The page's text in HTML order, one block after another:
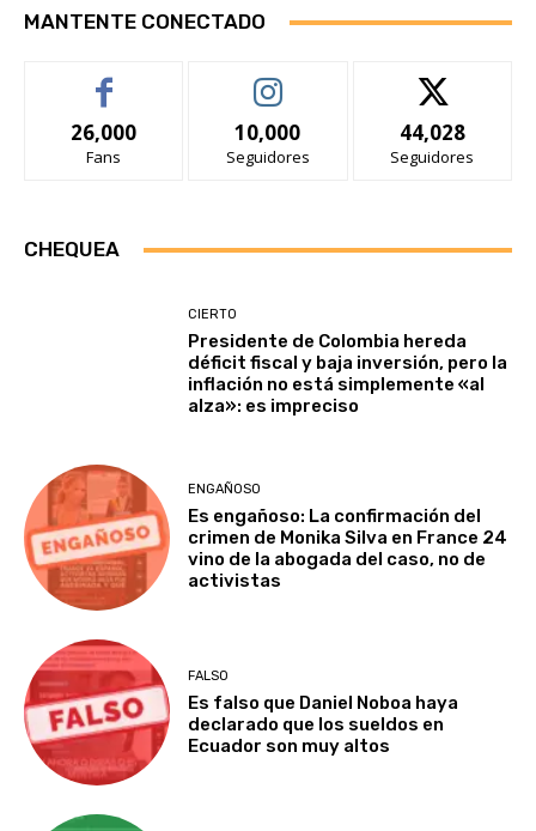
MANTENTE CONECTADO
26,000
Fans
10,000
Seguidores
44,028
Seguidores
CHEQUEA
CIERTO
Presidente de Colombia hereda
déficit fiscal y baja inversión, pero la
inflación no está simplemente «al
alza»: es impreciso
ENGAÑOSO
Es engañoso: La confirmación del
crimen de Monika Silva en France 24
vino de la abogada del caso, no de
activistas
FALSO
Es falso que Daniel Noboa haya
declarado que los sueldos en
Ecuador son muy altos